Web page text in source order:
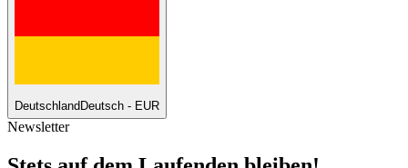
Deutschland Deutsch - EUR
Newsletter